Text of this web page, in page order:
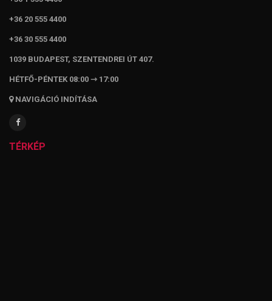
+36 20 555 4400
+36 30 555 4400
1039 BUDAPEST, SZENTENDREI ÚT 407.
HÉTFŐ-PÉNTEK 08:00 ⇾ 17:00
NAVIGÁCIÓ INDÍTÁSA
TÉRKÉP